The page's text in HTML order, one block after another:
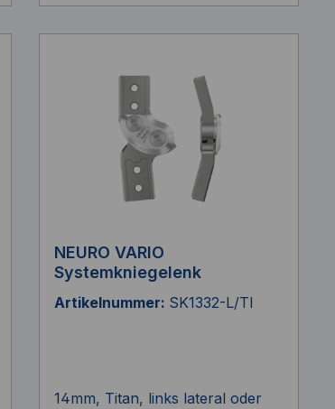
NEURO VARIO
Systemkniegelenk
Artikelnummer: SK1332-L/TI
14mm, Titan, links lateral oder